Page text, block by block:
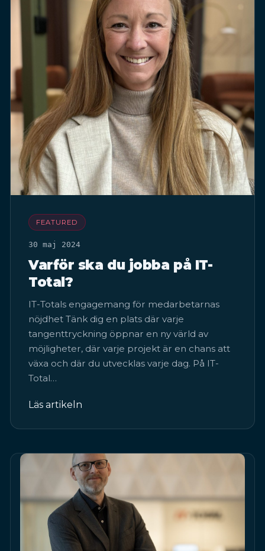
FEATURED
30 maj 2024
Varför ska du jobba på IT-
Total?
IT-Totals engagemang för medarbetarnas
nöjdhet Tänk dig en plats där varje
tangenttryckning öppnar en ny värld av
möjligheter, där varje projekt är en chans att
växa och där du utvecklas varje dag. På IT-
Total…
Läs artikeln